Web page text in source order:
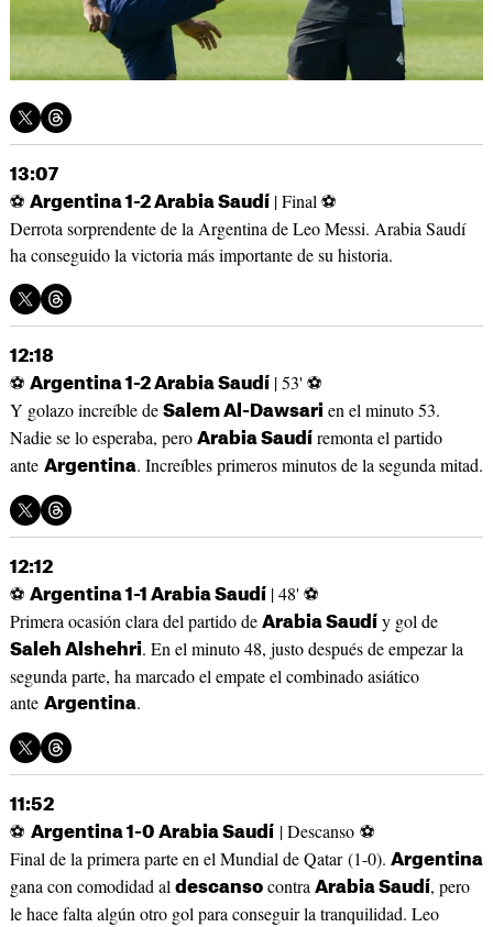
13:07
⚽ Argentina 1-2 Arabia Saudí| Final ⚽
Derrota sorprendente de la Argentina de Leo Messi. Arabia Saudí
ha conseguido la victoria más importante de su historia.
12:18
⚽ Argentina 1-2 Arabia Saudí| 53' ⚽
Y golazo increíble de Salem Al-Dawsari en el minuto 53.
Nadie se lo esperaba, pero Arabia Saudíremonta el partido
ante Argentina. Increíbles primeros minutos de la segunda mitad.
12:12
⚽ Argentina 1-1 Arabia Saudí| 48' ⚽
Primera ocasión clara del partido de Arabia Saudíy gol de
Saleh Alshehri. En el minuto 48, justo después de empezar la
segunda parte, ha marcado el empate el combinado asiático
ante Argentina.
11:52
⚽ Argentina 1-0 Arabia Saudí| Descanso ⚽
Final de la primera parte en el Mundial de Qatar (1-0). Argentina
gana con comodidad al descansocontra Arabia Saudí, pero
le hace falta algún otro gol para conseguir la tranquilidad. Leo